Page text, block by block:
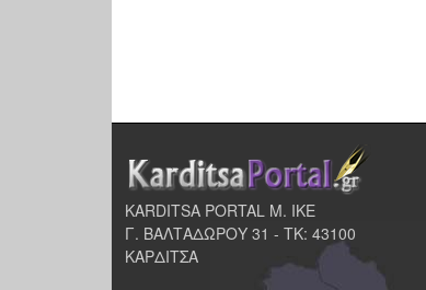
KARDITSA PORTAL Μ. ΙΚΕ
Γ. ΒΑΛΤΑΔΩΡΟΥ 31 - ΤΚ: 43100
ΚΑΡΔΙΤΣΑ